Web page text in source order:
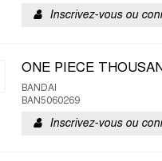
Inscrivez-vous ou
ONE PIECE
BANDAI
BAN5060269
Inscrivez-vous ou